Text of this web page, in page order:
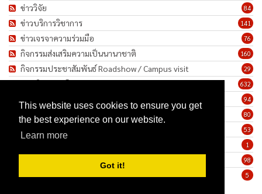
This website uses cookies to ensure you get
the best experience on our website.
Learn more
Got it!
84
ข่าววิจัย
141
ข่าวบริการวิชาการ
76
ข่าวเจรจาความร่วมมือ
160
กิจกรรมส่งเสริมความเป็นนานาชาติ
29
กิจกรรมประชาสัมพันธ์ Roadshow / Campus visit
632
ภาพกิจกรรม/โครงการ
94
80
ทำนุบำรุงศิลปวัฒนธรรม
53
ข่าวประกาศรับสมัครงาน
1
98
5
มาตรการป้องกันการแพร่ระบาดของเชื้อโรค COVID-19